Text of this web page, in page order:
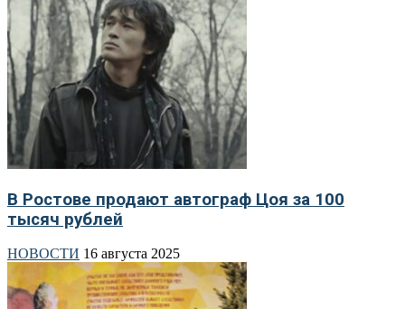
В Ростове продают автограф Цоя за 100
тысяч рублей
НОВОСТИ 16 августа 2025